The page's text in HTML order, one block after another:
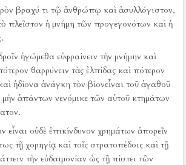
βραχύ τι τῷ ἀνθρώπῳ καὶ ἀσυλλόγιστον,
πλεῖστον ἡ μνήμη τῶν προγεγονότων καὶ ἡ
ἡγώμεθα εὐφραίνειν τὴν μνήμην καὶ
θαρρύνειν τὰς ἐλπίδας καὶ πότερον
ἡδίονα ἀνάγκη τὸν βίονεἶναι τοῦ ἀγαθοῦ
μὴν ἁπάντων νενόμικε τῶν αὑτοῦ κτημάτων
εἶναι οὐδὲ ἐπικίνδυνον χρημάτων ἀπορεῖν
τῇ χορηγίᾳ καὶ τοῖς στρατοπέδοις καὶ τῇ
τὴν εὐδαιμονίαν ὡς τῇ πίστει τῶν